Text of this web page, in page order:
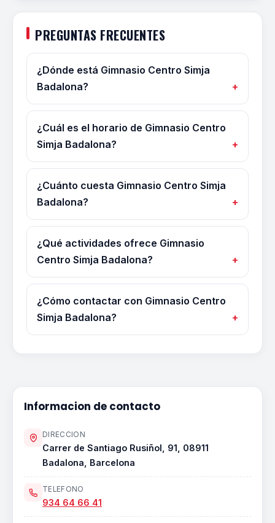
PREGUNTAS FRECUENTES
¿Dónde está Gimnasio Centro Simja
Badalona?
¿Cuál es el horario de Gimnasio Centro
Simja Badalona?
¿Cuánto cuesta Gimnasio Centro Simja
Badalona?
¿Qué actividades ofrece Gimnasio
Centro Simja Badalona?
¿Cómo contactar con Gimnasio Centro
Simja Badalona?
Informacion de contacto
DIRECCION
Carrer de Santiago Rusiñol, 91, 08911
Badalona, Barcelona
TELEFONO
934 64 66 41